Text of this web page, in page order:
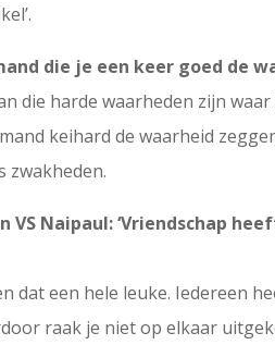
die je een keer goed de
die harde waarheden zijn
keihard de waarheid
zwakheden.
Naipaul: ‘Vriendschap
dat een hele leuke. Iedereen
raak je niet op elkaar